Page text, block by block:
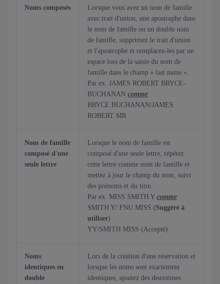
Noms composés
Lorsque vous avez un nom de famille
avec trait d'union, une apostrophe dans
le nom de famille ou un double nom
de famille, supprimez le trait d'union
et l'apostrophe et remplacez-les par un
espace lors de la saisie du nom de
famille dans le champ « last name ».
Par ex. JAMES ROBERT BRYCE-
BUCHANAN comme
BRYCE BUCHANAN/JAMES
ROBERT MR
Nom de famille
composé d'une
seule lettre
Lorsque le nom de famille est
composé d'une seule lettre, répétez
cette lettre comme nom de famille et
mettez à jour le champ du nom, suivi
des prénoms et du titre.
Par ex. MISS SMITH Y comme
SMITH Y/ FNU MISS (Suggéré à
utiliser)
YY/SMITH MISS (Accepté)
Noms
identiques en
double
Lors de la création d'une réservation et
lorsque les noms sont exactement
identiques, ajoutez des deuxièmes